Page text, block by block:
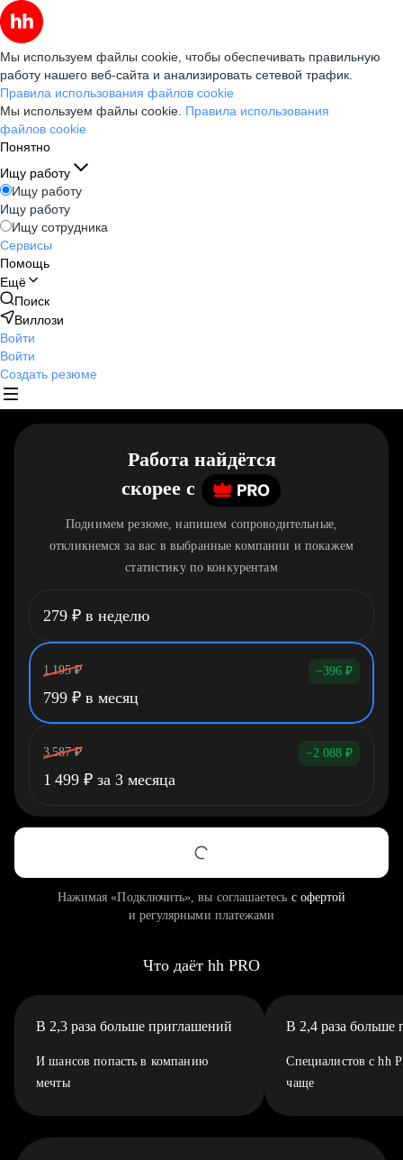
Мы используем файлы cookie, чтобы обеспечивать правильную
работу нашего веб-сайта и анализировать сетевой трафик.
Правила использования файлов cookie
Мы используем файлы cookie. Правила использования
файлов cookie
Понятно
Ищу работу
Ищу работу
Ищу работу
Ищу сотрудника
Сервисы
Помощь
Ещё
Поиск
Виллози
Войти
Войти
Создать резюме
Работа найдётся
скорее c
Поднимем резюме, напишем сопроводительные,
откликнемся за вас в выбранные компании и покажем
статистику по конкурентам
279 ₽ в неделю
1 195 ₽ −396 ₽
799 ₽ в месяц
3 587 ₽ −2 088 ₽
1 499 ₽ за 3 месяца
Нажимая «Подключить», вы соглашаетесь с офертой
и регулярными платежами
Что даёт hh PRO
В 2,3 раза больше приглашений
И шансов попасть в компанию
мечты
В 2,4 раза больше
Специалистов с hh
чаще